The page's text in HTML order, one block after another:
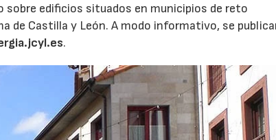
sobre edificios situados en municipios de reto
de Castilla y León. A modo informativo, se
.